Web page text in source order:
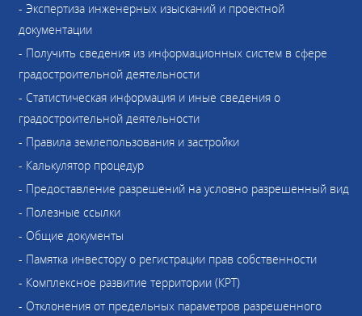
- Экспертиза инженерных изысканий и проектной
документации
- Получить сведения из информационных систем в сфере
градостроительной деятельности
- Статистическая информация и иные сведения о
градостроительной деятельности
- Правила землепользования и застройки
- Калькулятор процедур
- Предоставление разрешений на условно разрешенный вид
- Полезные ссылки
- Общие документы
- Памятка инвестору о регистрации прав собственности
- Комплексное развитие территории (КРТ)
- Отклонения от предельных параметров разрешенного